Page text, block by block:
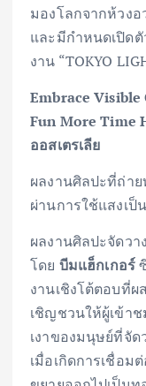
มองโลกจากห้วงอ
และมีกำหนดเปิด
งาน “TOKYO
Embrace Visible
Fun More Time
ออสเตรเลีย
ผลงานศิลปะที่ถ่า
ผ่านการใช้แสงเป็
ผลงานศิลปะจัดว
โดย บีมแฮ็กเกอร์
งานเชิงโต้ตอบที่ผ
เชิญชวนให้ผู้เข้า
เงาของมนุษย์ที่จัด
เมื่อเกิดการเชื่อม